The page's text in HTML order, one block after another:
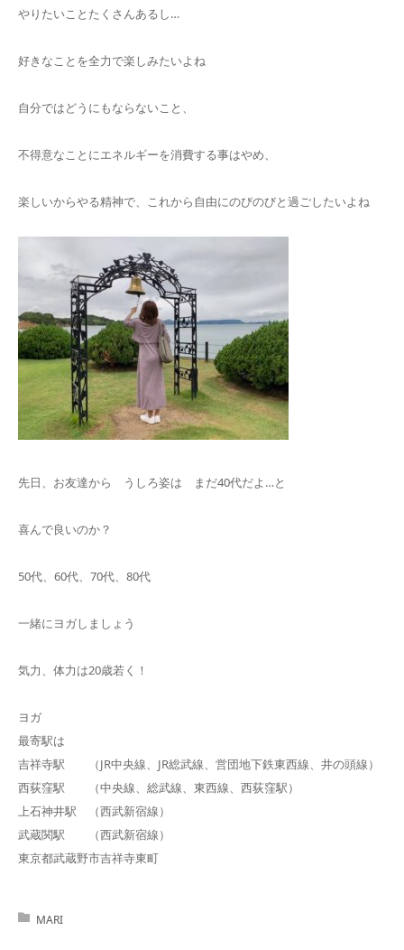
やりたいことたくさんあるし…
好きなことを全力で楽しみたいよね
自分ではどうにもならないこと、
不得意なことにエネルギーを消費する事はやめ、
楽しいからやる精神で、これから自由にのびのびと過ごしたいよね
先日、お友達から うしろ姿は まだ40代だよ…と
喜んで良いのか？
50代、60代、70代、80代
一緒にヨガしましょう
気力、体力は20歳若く！
ヨガ
最寄駅は
吉祥寺駅 （JR中央線、JR総武線、営団地下鉄東西線、井の頭線）
西荻窪駅 （中央線、総武線、東西線、西荻窪駅）
上石神井駅 （西武新宿線）
武蔵関駅 （西武新宿線）
東京都武蔵野市吉祥寺東町
MARI